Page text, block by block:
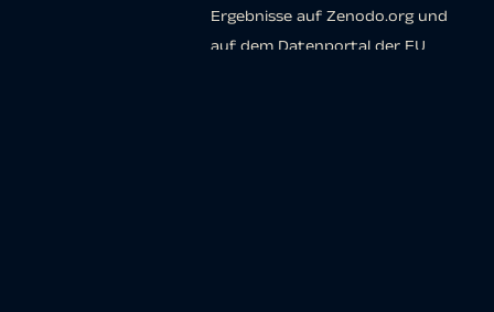
Ergebnisse auf Zenodo.org und
auf dem Datenportal der EU